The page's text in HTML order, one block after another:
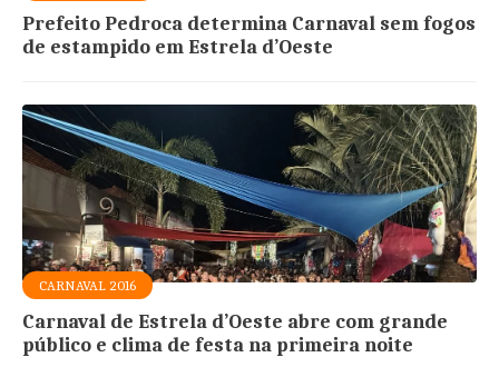
Prefeito Pedroca determina Carnaval sem fogos
de estampido em Estrela d’Oeste
CARNAVAL 2016
Carnaval de Estrela d’Oeste abre com grande
público e clima de festa na primeira noite